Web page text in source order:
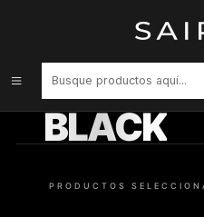
Perfume Loreva Hypnotic Clon
BLACK
PRODUCTOS